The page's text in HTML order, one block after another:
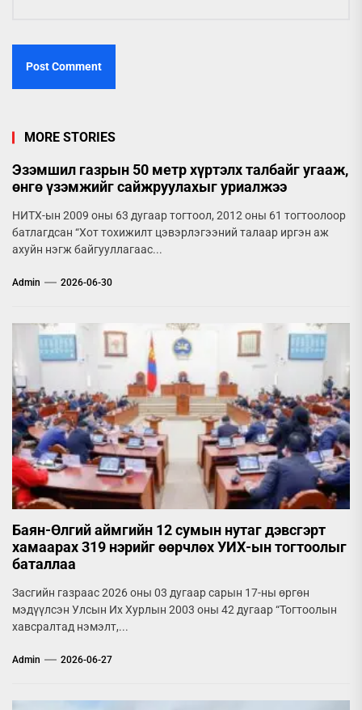
MORE STORIES
Эзэмшил газрын 50 метр хүртэлх талбайг угааж,
өнгө үзэмжийг сайжруулахыг уриалжээ
НИТХ-ын 2009 оны 63 дугаар тогтоол, 2012 оны 61 тогтоолоор
батлагдсан “Хот тохижилт цэвэрлэгээний талаар иргэн аж
ахуйн нэгж байгууллагаас...
Admin 2026-06-30
Баян-Өлгий аймгийн 12 сумын нутаг дэвсгэрт
хамаарах 319 нэрийг өөрчлөх УИХ-ын тогтоолыг
баталлаа
Засгийн газраас 2026 оны 03 дугаар сарын 17-ны өргөн
мэдүүлсэн Улсын Их Хурлын 2003 оны 42 дугаар “Тогтоолын
хавсралтад нэмэлт,...
Admin 2026-06-27